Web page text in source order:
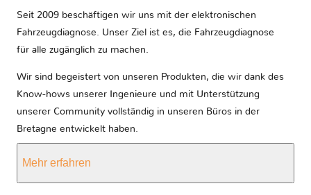
Seit 2009 beschäftigen wir uns mit der elektronischen
Fahrzeugdiagnose. Unser Ziel ist es, die Fahrzeugdiagnose
für alle zugänglich zu machen.
Wir sind begeistert von unseren Produkten, die wir dank des
Know-hows unserer Ingenieure und mit Unterstützung
unserer Community vollständig in unseren Büros in der
Bretagne entwickelt haben.
Mehr erfahren